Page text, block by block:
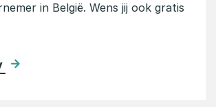
in België. Wens jij ook gratis